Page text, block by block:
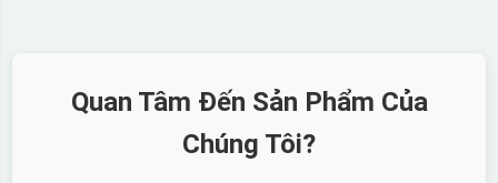
Quan Tâm Đến Sản Phẩm Của
Chúng Tôi?